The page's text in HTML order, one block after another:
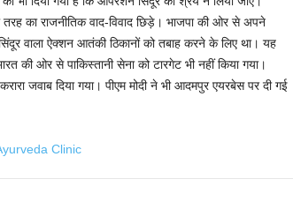
का राजनीतिक वाद-विवाद छिड़े। भाजपा की ओर से अपने
वाला ऐक्शन आतंकी ठिकानों को तबाह करने के लिए था। यह
की ओर से पाकिस्तानी सेना को टारगेट भी नहीं किया गया।
जवाब दिया गया। पीएम मोदी ने भी आदमपुर एयरबेस पर दी गई